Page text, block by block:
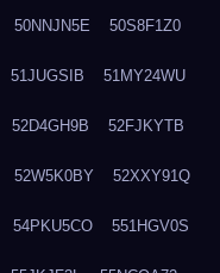
50NNJN5E 50S8F1Z0
51JUGSIB 51MY24WU
52D4GH9B 52FJKYTB
52W5K0BY 52XXY91Q
54PKU5CO 551HGV0S